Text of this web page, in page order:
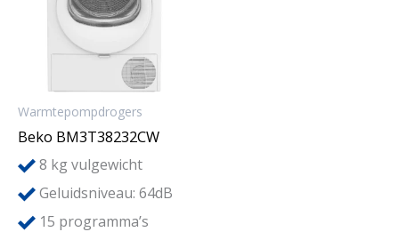
Warmtepompdrogers
Beko BM3T38232CW
8 kg vulgewicht
Geluidsniveau: 64dB
15 programma’s